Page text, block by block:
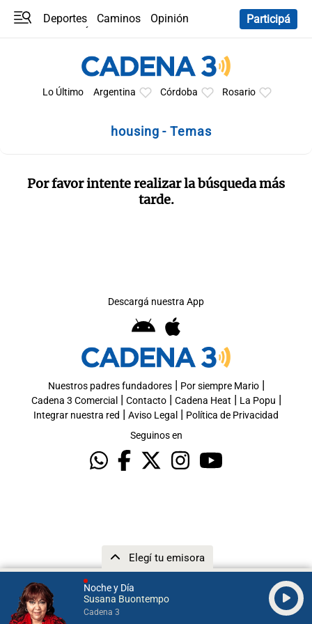
Noche y Día
Susana Buontempo
Cadena 3
Elegí tu emisora
Deportes Caminos
Opinión
Participá
Lo Último Argentina Córdoba Rosario
housing - Temas
Por favor intente realizar la búsqueda más
tarde.
Descargá nuestra App
Nuestros padres fundadores| Por siempre Mario|
Cadena 3 Comercial | Contacto| Cadena Heat | La Popu |
Integrar nuestra red | Aviso Legal | Política de Privacidad
Seguinos en